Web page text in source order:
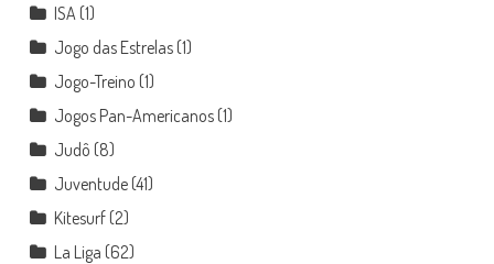
ISA (1)
Jogo das Estrelas(1)
Jogo-Treino (1)
Jogos Pan-Americanos(1)
Judô (8)
Juventude(41)
Kitesurf(2)
La Liga (62)